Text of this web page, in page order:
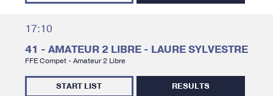
17:10
41 - AMATEUR 2 LIBRE - LAURE SYLVESTRE
FFE Compet - Amateur 2 Libre
START LIST RESULTS